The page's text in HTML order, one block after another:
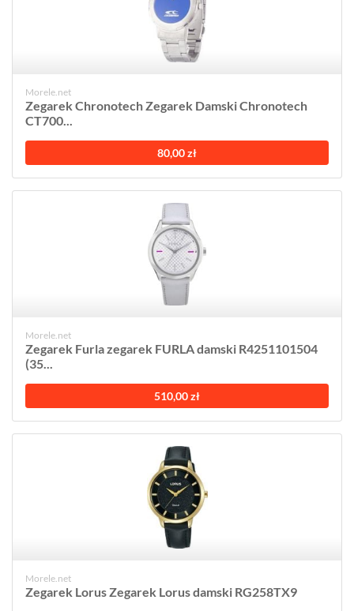
Morele.net
Zegarek Chronotech Zegarek Damski Chronotech
CT700...
80,00 zł
Morele.net
Zegarek Furla zegarek FURLA damski R4251101504
(35...
510,00 zł
Morele.net
Zegarek Lorus Zegarek Lorus damski RG258TX9